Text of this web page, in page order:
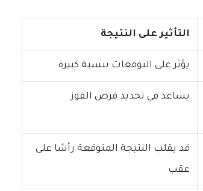
التأثير على النتيجة
يؤثر على التوقعات بنسبة كبيرة
يساعد في تحديد فرص الفوز
قد يقلب النتيجة المتوقعة رأسًا على
عقب